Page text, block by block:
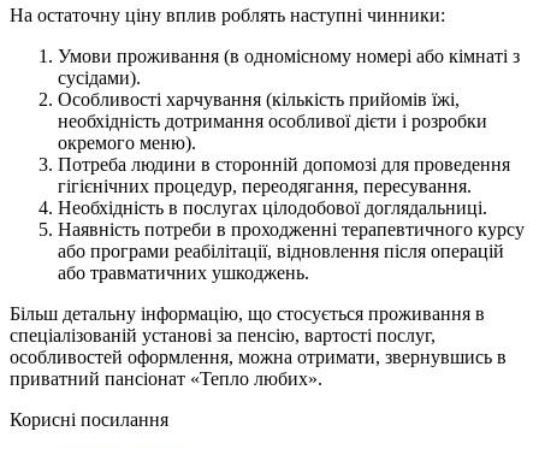
На остаточну ціну вплив роблять наступні чинники:
Умови проживання (в одномісному номері або кімнаті з
сусідами).
Особливості харчування (кількість прийомів їжі,
необхідність дотримання особливої ​​дієти і розробки
окремого меню).
Потреба людини в сторонній допомозі для проведення
гігієнічних процедур, переодягання, пересування.
Необхідність в послугах цілодобової доглядальниці.
Наявність потреби в проходженні терапевтичного курсу
або програми реабілітації, відновлення після операцій
або травматичних ушкоджень.
Більш детальну інформацію, що стосується проживання в
спеціалізованій установі за пенсію, вартості послуг,
особливостей оформлення, можна отримати, звернувшись в
приватний пансіонат «Тепло любих».
Корисні посилання